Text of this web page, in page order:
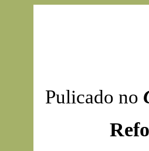
Pulicado no